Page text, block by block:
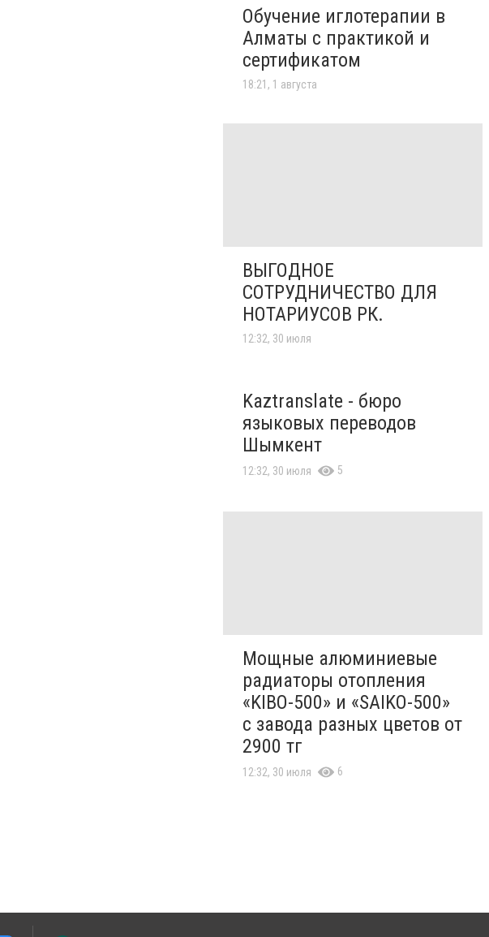
Обучение иглотерапии в
Алматы с практикой и
сертификатом
18:21, 1 августа
ВЫГОДНОЕ
СОТРУДНИЧЕСТВО ДЛЯ
НОТАРИУСОВ РК.
12:32, 30 июля
Kaztranslate - бюро
языковых переводов
Шымкент
12:32, 30 июля 5
Мощные алюминиевые
радиаторы отопления
«KIBO-500» и «SAIKO-500»
с завода разных цветов от
2900 тг
12:32, 30 июля 6